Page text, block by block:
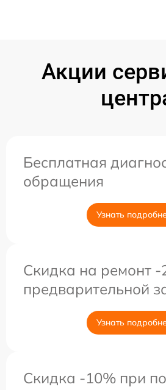
Акции
Бесплатная
обращения
Узнать
Скидка на ремонт -
предварительной
Узнать
Скидка -10% при